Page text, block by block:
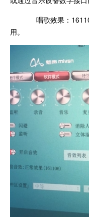
唱歌效果：
用。